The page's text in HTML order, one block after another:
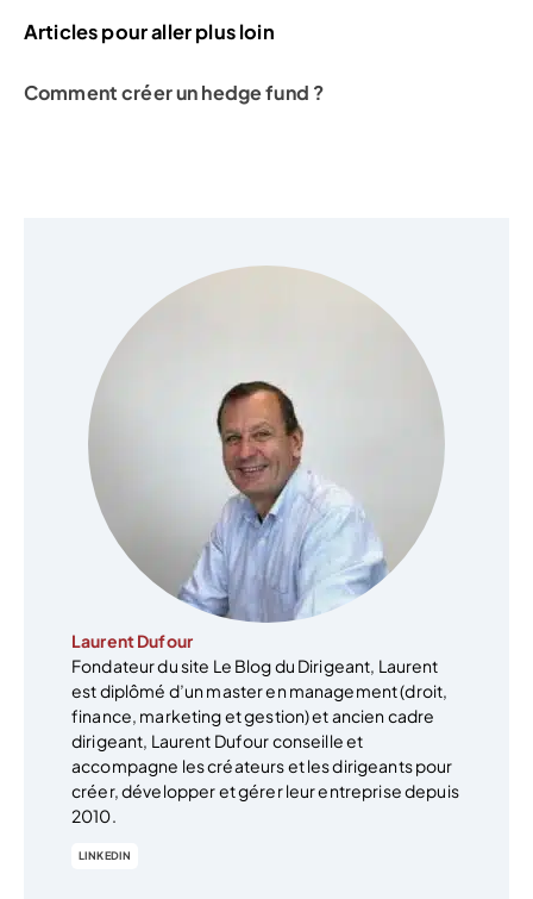
Articles pour aller plus loin
Comment créer un hedge fund ?
Laurent Dufour
Fondateur du site Le Blog du Dirigeant, Laurent
est diplômé d’un master en management (droit,
finance, marketing et gestion) et ancien cadre
dirigeant, Laurent Dufour conseille et
accompagne les créateurs et les dirigeants pour
créer, développer et gérer leur entreprise depuis
2010.
LINKEDIN